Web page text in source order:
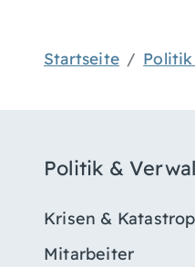
Startseite
Politik &
Krisen &
Mitarbeiter